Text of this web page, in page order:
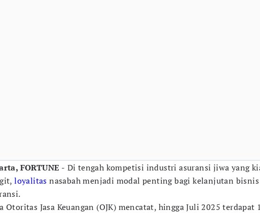
FORTUNE - Di tengah kompetisi industri asuransi jiwa yang
loyalitas nasabah menjadi modal penting bagi kelanjutan bisnis
Otoritas Jasa Keuangan (OJK) mencatat, hingga Juli 2025 terdapat